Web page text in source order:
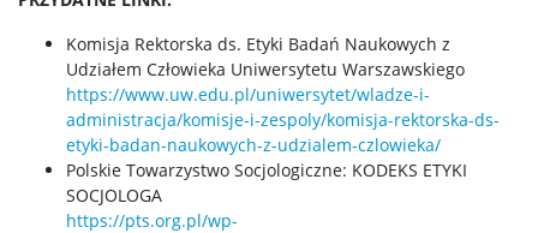
Komisja Rektorska ds. Etyki Badań Naukowych z
Udziałem Człowieka Uniwersytetu Warszawskiego
https://www.uw.edu.pl/uniwersytet/wladze-i-
administracja/komisje-i-zespoly/komisja-rektorska-ds-
etyki-badan-naukowych-z-udzialem-czlowieka/
Polskie Towarzystwo Socjologiczne: KODEKS ETYKI
SOCJOLOGA
https://pts.org.pl/wp-